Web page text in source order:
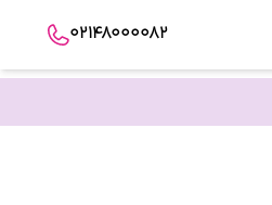
02148000082